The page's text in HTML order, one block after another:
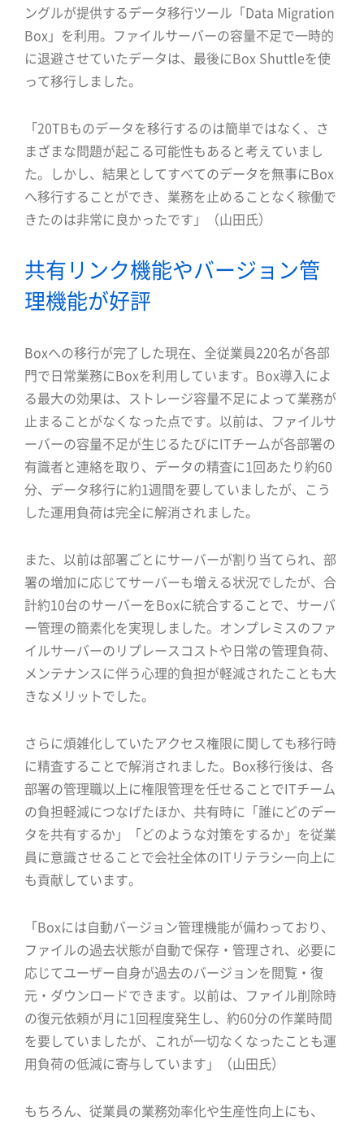
ングルが提供するデータ移行ツール「Data Migration
Box」を利用。ファイルサーバーの容量不足で一時的
に退避させていたデータは、最後にBox Shuttleを使
って移行しました。
「20TBものデータを移行するのは簡単ではなく、さ
まざまな問題が起こる可能性もあると考えていまし
た。しかし、結果としてすべてのデータを無事にBox
へ移行することができ、業務を止めることなく稼働で
きたのは非常に良かったです」（山田氏）
共有リンク機能やバージョン管
理機能が好評
Boxへの移行が完了した現在、全従業員220名が各部
門で日常業務にBoxを利用しています。Box導入によ
る最大の効果は、ストレージ容量不足によって業務が
止まることがなくなった点です。以前は、ファイルサ
ーバーの容量不足が生じるたびにITチームが各部署の
有識者と連絡を取り、データの精査に1回あたり約60
分、データ移行に約1週間を要していましたが、こう
した運用負荷は完全に解消されました。
また、以前は部署ごとにサーバーが割り当てられ、部
署の増加に応じてサーバーも増える状況でしたが、合
計約10台のサーバーをBoxに統合することで、サーバ
ー管理の簡素化を実現しました。オンプレミスのファ
イルサーバーのリプレースコストや日常の管理負荷、
メンテナンスに伴う心理的負担が軽減されたことも大
きなメリットでした。
さらに煩雑化していたアクセス権限に関しても移行時
に精査することで解消されました。Box移行後は、各
部署の管理職以上に権限管理を任せることでITチーム
の負担軽減につなげたほか、共有時に「誰にどのデー
タを共有するか」「どのような対策をするか」を従業
員に意識させることで会社全体のITリテラシー向上に
も貢献しています。
「Boxには自動バージョン管理機能が備わっており、
ファイルの過去状態が自動で保存・管理され、必要に
応じてユーザー自身が過去のバージョンを閲覧・復
元・ダウンロードできます。以前は、ファイル削除時
の復元依頼が月に1回程度発生し、約60分の作業時間
を要していましたが、これが一切なくなったことも運
用負荷の低減に寄与しています」（山田氏）
もちろん、従業員の業務効率化や生産性向上にも、